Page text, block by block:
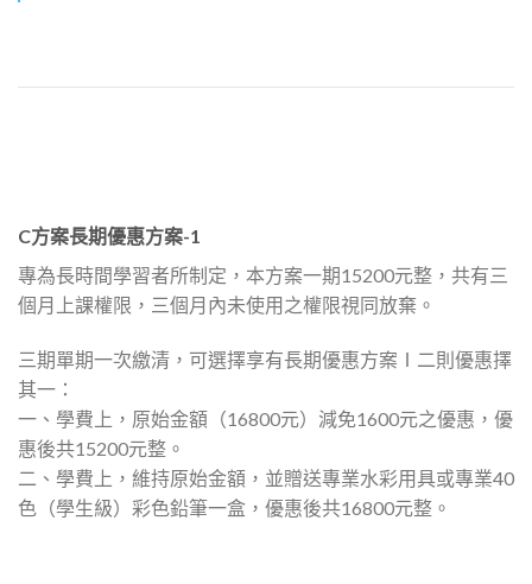
C方案長期優惠方案-1
專為長時間學習者所制定，本方案一期15200元整，共有三
個月上課權限，三個月內未使用之權限視同放棄。
三期單期一次繳清，可選擇享有長期優惠方案Ⅰ二則優惠擇
其一：
一、學費上，原始金額（16800元）減免1600元之優惠，優
惠後共15200元整。
二、學費上，維持原始金額，並贈送專業水彩用具或專業40
色（學生級）彩色鉛筆一盒，優惠後共16800元整。